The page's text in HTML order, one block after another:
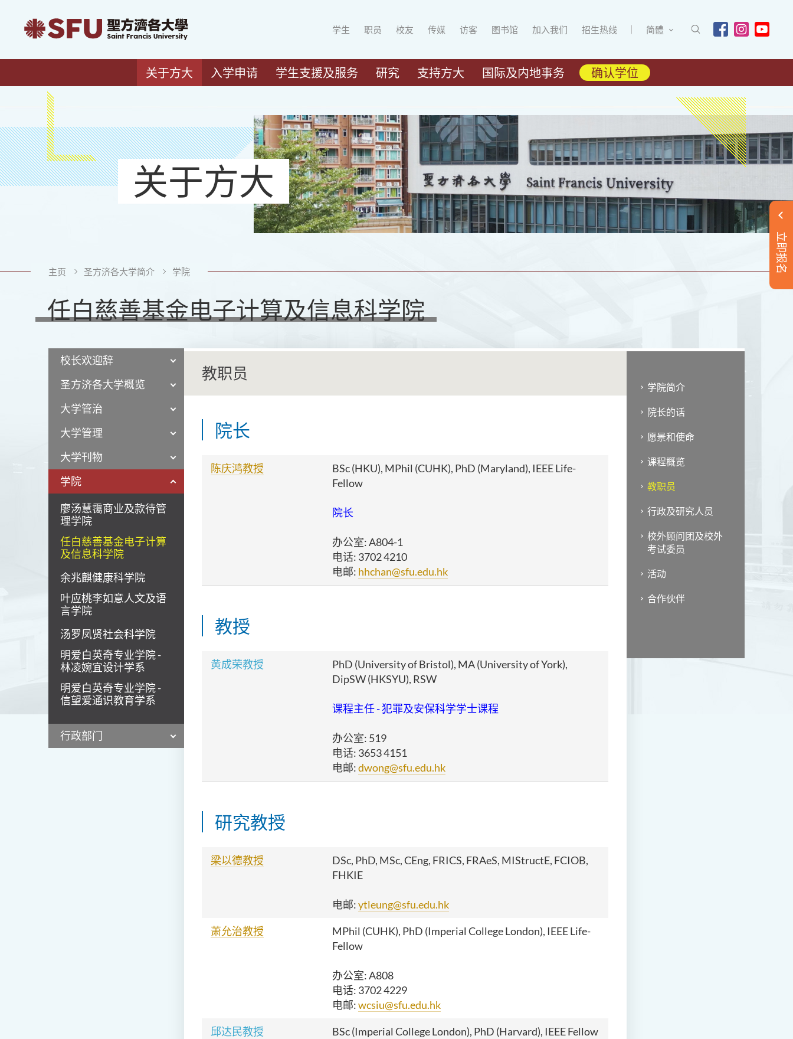
学生 职员 校友 传媒 访客 图书馆 加入我们 招生热线 简體
关于方大 入学申请 学生支援及服务 研究 支持方大 国际及内地事务 确认学位
立即报名
关于方大
主页 圣方济各大学简介 学院
任白慈善基金电子计算及信息科学院
校长欢迎辞
圣方济各大学概览
大学管治
大学管理
大学刊物
学院
廖汤慧霭商业及款待管
理学院
任白慈善基金电子计算
及信息科学院
余兆麒健康科学院
叶应桃李如意人文及语
言学院
汤罗凤贤社会科学院
明爱白英奇专业学院 -
林凌婉宜设计学系
明爱白英奇专业学院 -
信望爱通识教育学系
行政部门
教职员
院长
陈庆鸿教授
BSc (HKU), MPhil (CUHK), PhD (Maryland), IEEE Life-
Fellow
院长
办公室: A804-1
电话: 3702 4210
电邮: hhchan@sfu.edu.hk
教授
黄成荣教授
PhD (University of Bristol), MA (University of York),
DipSW (HKSYU), RSW
课程主任 - 犯罪及安保科学学士课程
办公室: 519
电话: 3653 4151
电邮:dwong@sfu.edu.hk
研究教授
梁以德教授
DSc, PhD, MSc, CEng, FRICS, FRAeS, MIStructE, FCIOB,
FHKIE
电邮:ytleung@sfu.edu.hk
萧允治教授
MPhil (CUHK), PhD (Imperial College London), IEEE Life-
Fellow
办公室: A808
电话: 3702 4229
电邮:wcsiu@sfu.edu.hk
邱达民教授 BSc (Imperial College London), PhD (Harvard), IEEE Fellow
学院简介
院长的话
愿景和使命
课程概览
教职员
行政及研究人员
校外顾问团及校外
考试委员
活动
合作伙伴